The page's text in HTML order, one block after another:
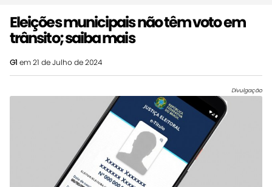
Eleições municipais não têm voto em
trânsito; saiba mais
G1 em 21 de Julho de 2024
Divulgação